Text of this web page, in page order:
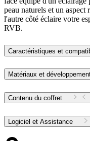
peau naturels et un aspect
l'autre côté éclaire votre
RVB.
Caractéristiques et
Matériaux et
Contenu du coffret
Logiciel et Assistance